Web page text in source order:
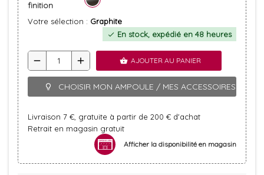
finition
Votre sélection : Graphite
check En stock, expédié en 48 heures
remove add shopping_basket AJOUTER AU PANIER
lightbulb_outline CHOISIR MON AMPOULE / MES ACCESSOIRES
Livraison 7 €, gratuite à partir de 200 € d'achat
Retrait en magasin gratuit
Afficher la disponibilité en magasin